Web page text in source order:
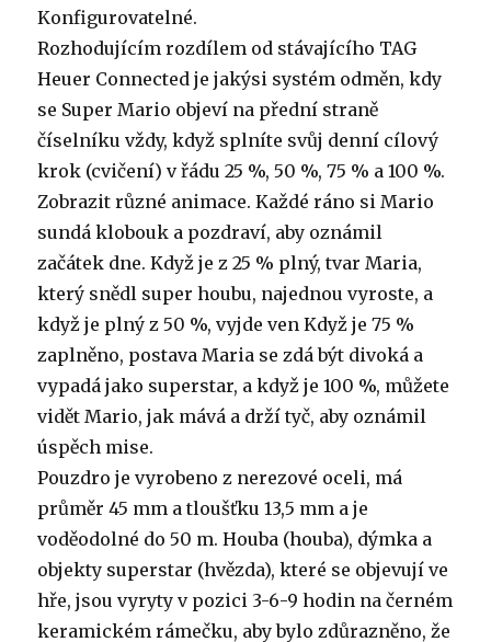
Konfigurovatelné.
Rozhodujícím rozdílem od stávajícího TAG
Heuer Connected je jakýsi systém odměn, kdy
se Super Mario objeví na přední straně
číselníku vždy, když splníte svůj denní cílový
krok (cvičení) v řádu 25 %, 50 %, 75 % a 100 %.
Zobrazit různé animace. Každé ráno si Mario
sundá klobouk a pozdraví, aby oznámil
začátek dne. Když je z 25 % plný, tvar Maria,
který snědl super houbu, najednou vyroste, a
když je plný z 50 %, vyjde ven Když je 75 %
zaplněno, postava Maria se zdá být divoká a
vypadá jako superstar, a když je 100 %, můžete
vidět Mario, jak mává a drží tyč, aby oznámil
úspěch mise.
Pouzdro je vyrobeno z nerezové oceli, má
průměr 45 mm a tloušťku 13,5 mm a je
voděodolné do 50 m. Houba (houba), dýmka a
objekty superstar (hvězda), které se objevují ve
hře, jsou vyryty v pozici 3-6-9 hodin na černém
keramickém rámečku, aby bylo zdůrazněno, že